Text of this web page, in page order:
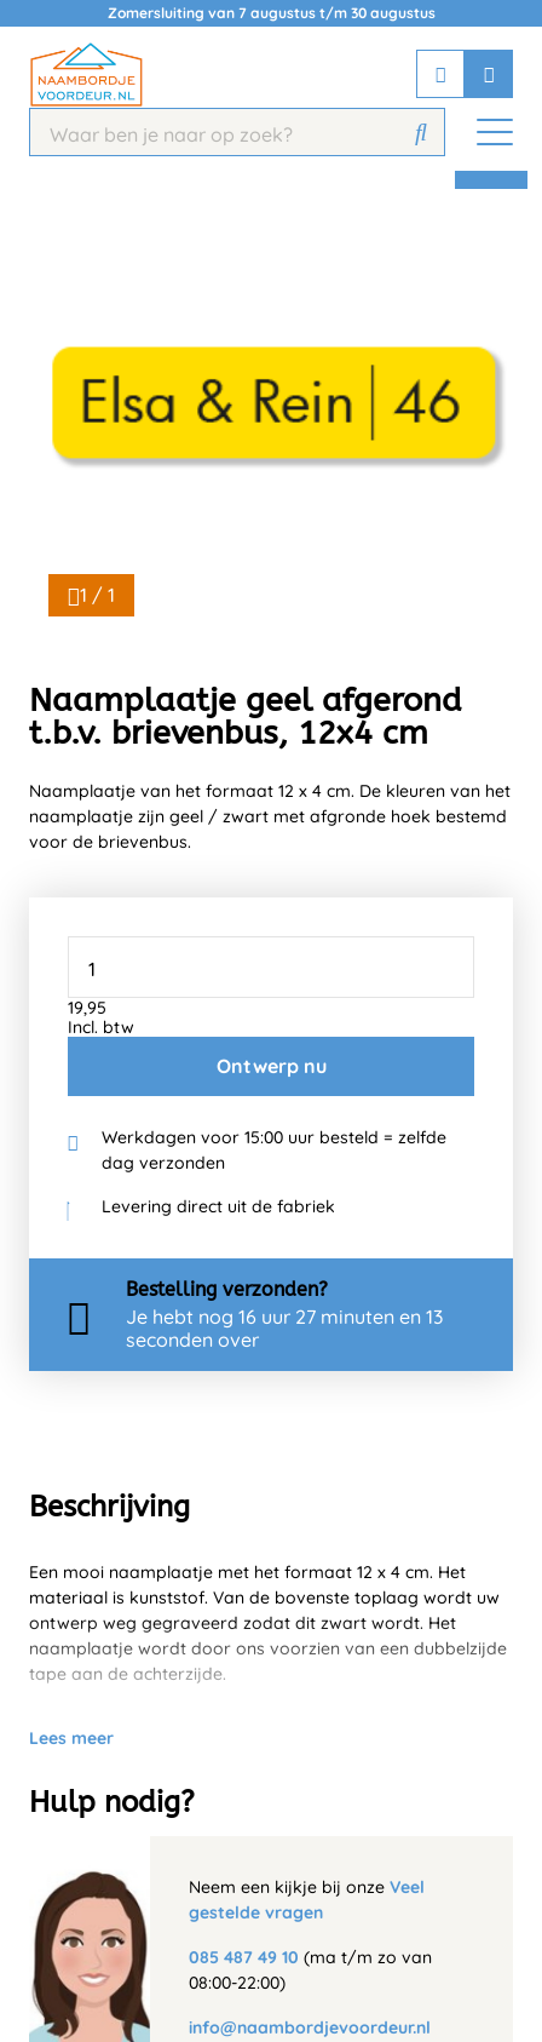
Zomersluiting van 7 augustus t/m 30 augustus
Chat 24/7 met onze chatbot voor
Contact
Beschrijving
Een mooi naamplaatje met het formaat 12 x 4 cm. Het
materiaal is kunststof. Van de bovenste toplaag wordt uw
ontwerp weg gegraveerd zodat dit zwart wordt. Het
naamplaatje wordt door ons voorzien van een dubbelzijde
tape aan de achterzijde.
Lees meer
Hulp nodig?
Neem een kijkje bij onze Veel
gestelde vragen
085 487 49 10 (ma t/m zo van
08:00-22:00)
info@naambordjevoordeur.nl
1 / 1
Naamplaatje geel afgerond
t.b.v. brievenbus, 12x4 cm
Naamplaatje van het formaat 12 x 4 cm. De kleuren van het
naamplaatje zijn geel / zwart met afgronde hoek bestemd
voor de brievenbus.
Ontwerp nu
19,95
Incl. btw
Werkdagen voor 15:00 uur besteld = zelfde
dag verzonden
Levering direct uit de fabriek
Bestelling verzonden?
Je hebt nog 16 uur 27 minuten en 13
seconden over